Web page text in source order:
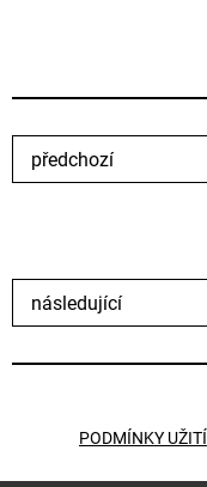
předchozí
následující
PODMÍNKY UŽITÍ